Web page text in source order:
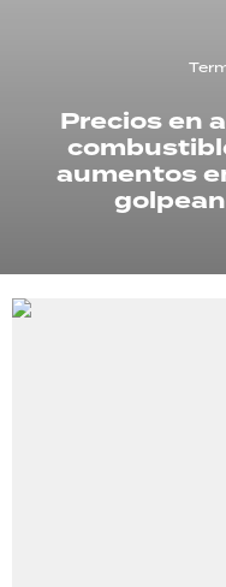
Precios en
aumentos
RECETAS
PALABRAS